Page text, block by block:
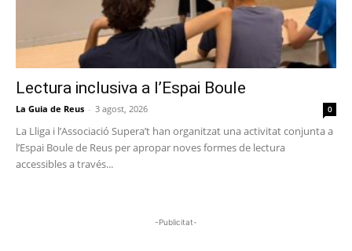
Lectura inclusiva a l’Espai Boule
La Guia de Reus - 3 agost, 2026 0
La Lliga i l’Associació Supera’t han organitzat una activitat conjunta a
l’Espai Boule de Reus per apropar noves formes de lectura
accessibles a través...
-Publicitat-